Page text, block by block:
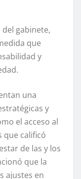
gabinete,
que
y
una
y
el acceso al
que calificó
de las y los
que la
ajustes en